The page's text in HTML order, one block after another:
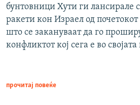
бунтовници Хути ги лансирале
ракети кон Израел од почетокот
што се закануваат да го
конфликтот кој сега е во
прочитај повеќе